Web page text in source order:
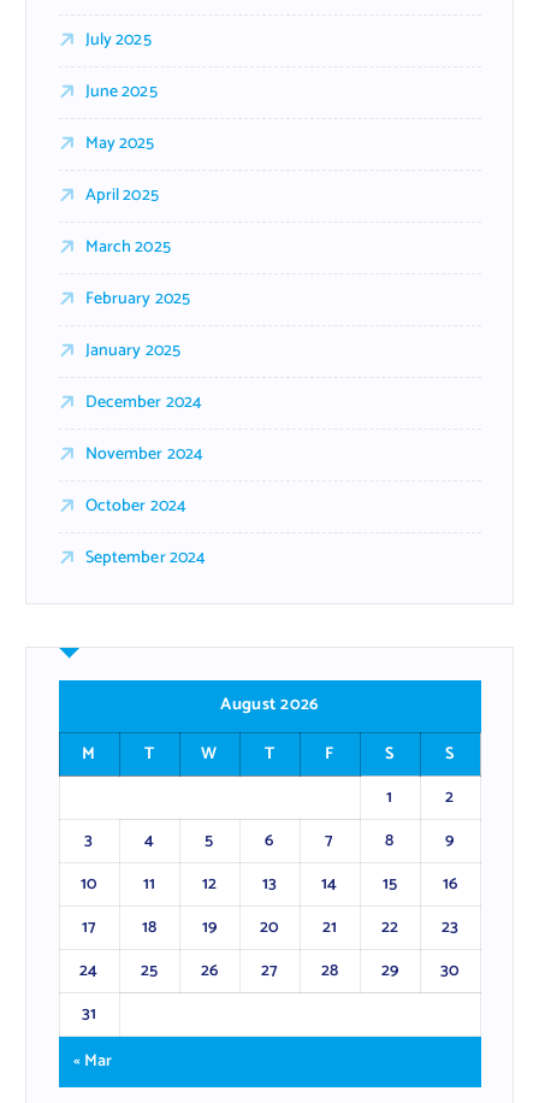
July 2025
June 2025
May 2025
April 2025
March 2025
February 2025
January 2025
December 2024
November 2024
October 2024
September 2024
August 2026
M
T W T F S
S
1
2
3
4 5 6 7 8
9
10
11 12 13 14 15
16
17
18 19 20 21 22
23
24
25 26 27 28 29
30
31
« Mar